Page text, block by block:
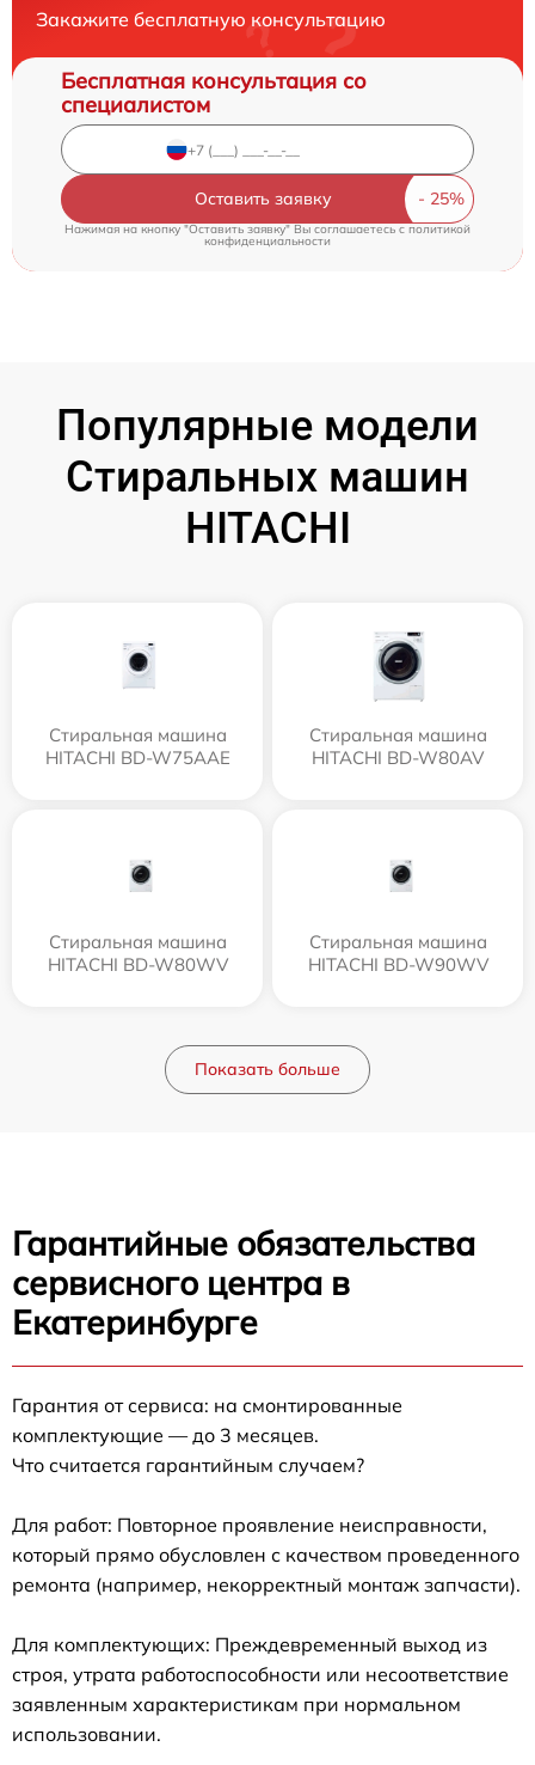
Закажите бесплатную консультацию
Бесплатная консультация со
специалистом
Оставить заявку
Нажимая на кнопку "Оставить заявку" Вы соглашаетесь cполитикой
конфиденциальности
Популярные модели
Стиральных машин
HITACHI
Стиральная машина
HITACHI BD-W75AAE
Стиральная машина
HITACHI BD-W80AV
Стиральная машина
HITACHI BD-W80WV
Стиральная машина
HITACHI BD-W90WV
Показать больше
Гарантийные обязательства
сервисного центра в
Екатеринбурге
Гарантия от сервиса: на смонтированные
комплектующие — до 3 месяцев.
Что считается гарантийным случаем?
Для работ: Повторное проявление неисправности,
который прямо обусловлен с качеством проведенного
ремонта (например, некорректный монтаж запчасти).
Для комплектующих: Преждевременный выход из
строя, утрата работоспособности или несоответствие
заявленным характеристикам при нормальном
использовании.